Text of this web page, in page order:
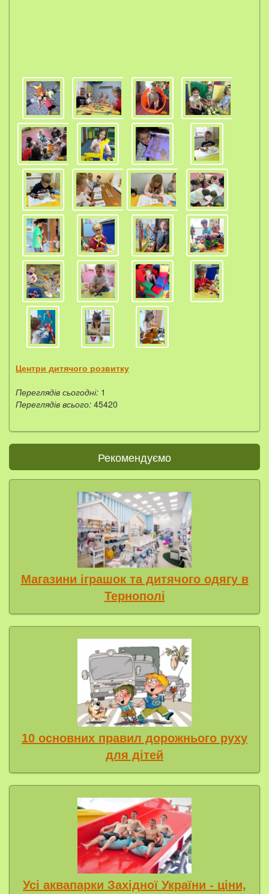
Центри дитячого розвитку
Переглядів сьогодні: 1
Переглядів всього: 45420
Рекомендуємо
Магазини іграшок та дитячого одягу в
Тернополі
10 основних правил дорожнього руху
для дітей
Усі аквапарки Західної України - ціни,